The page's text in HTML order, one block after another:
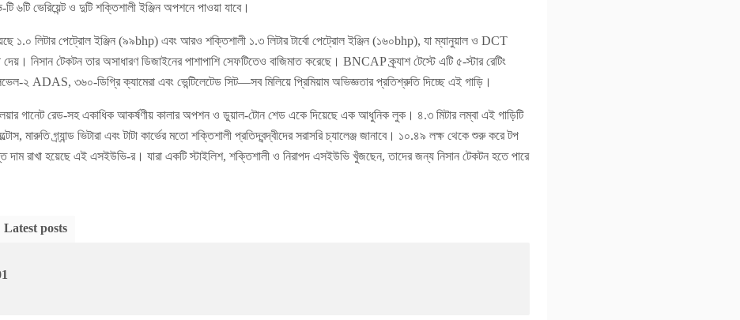
৬টি ভেরিয়েন্ট ও দুটি শক্তিশালী ইঞ্জিন অপশনে পাওয়া যাবে।
১.০ লিটার পেট্রোল ইঞ্জিন (৯৯bhp) এবং আরও শক্তিশালী ১.৩ লিটার টার্বো পেট্রোল ইঞ্জিন (১৬০bhp), যা ম্যানুয়াল ও DCT
দেয়। নিসান টেকটন তার অসাধারণ ডিজাইনের পাশাপাশি সেফটিতেও বাজিমাত করেছে। BNCAP ক্র্যাশ টেস্টে এটি ৫-স্টার রেটিং
২ ADAS, ৩৬০-ডিগ্রি ক্যামেরা এবং ভেন্টিলেটেড সিট—সব মিলিয়ে প্রিমিয়াম অভিজ্ঞতার প্রতিশ্রুতি দিচ্ছে এই গাড়ি।
গানেট রেড-সহ একাধিক আকর্ষণীয় কালার অপশন ও ডুয়াল-টোন শেড একে দিয়েছে এক আধুনিক লুক। ৪.৩ মিটার লম্বা এই গাড়িটি
মারুতি গ্র্যান্ড ভিটারা এবং টাটা কার্ভের মতো শক্তিশালী প্রতিদ্বন্দ্বীদের সরাসরি চ্যালেঞ্জ জানাবে। ১০.৪৯ লক্ষ থেকে শুরু করে টপ
দাম রাখা হয়েছে এই এসইউভি-র। যারা একটি স্টাইলিশ, শক্তিশালী ও নিরাপদ এসইউভি খুঁজছেন, তাদের জন্য নিসান টেকটন হতে পারে
Latest posts